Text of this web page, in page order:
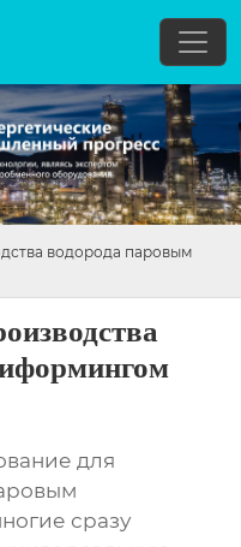
водорода паровым
для
сразу